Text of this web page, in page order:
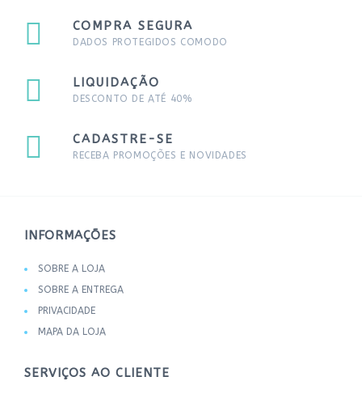
COMPRA SEGURA
DADOS PROTEGIDOS COMODO
LIQUIDAÇÃO
DESCONTO DE ATÉ 40%
CADASTRE-SE
RECEBA PROMOÇÕES E NOVIDADES
INFORMAÇÕES
SOBRE A LOJA
SOBRE A ENTREGA
PRIVACIDADE
MAPA DA LOJA
SERVIÇOS AO CLIENTE